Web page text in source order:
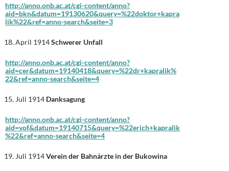
http://anno.onb.ac.at/cgi-content/anno?
aid=bkn&datum=19130620&query=%22doktor+kapra
lik%22&ref=anno-search&seite=3
April 1914Schwerer Unfall
http://anno.onb.ac.at/cgi-content/anno?
aid=cer&datum=19140418&query=%22dr+kapralik%
22&ref=anno-search&seite=4
Juli 1914 Danksagung
http://anno.onb.ac.at/cgi-content/anno?
aid=vof&datum=19140715&query=%22erich+kapralik
%22&ref=anno-search&seite=4
Juli 1914Verein der Bahnärzte in der Bukowina